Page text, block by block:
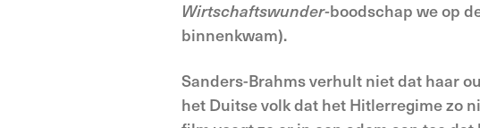
Wirtschaftswunder-boodschap we op
binnenkwam).
Sanders-Brahms verhult niet dat haar
het Duitse volk dat het Hitlerregime zo